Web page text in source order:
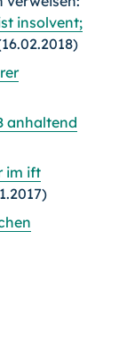
insolvent;
anhaltend
im ift